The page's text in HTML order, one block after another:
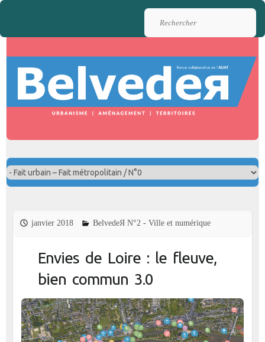
Rechercher
janvier 2018 BelvedeЯ N°2 - Ville et numérique
Envies de Loire : le fleuve,
bien commun 3.0